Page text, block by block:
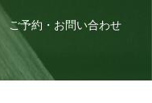
ご予約・お問い合わせ